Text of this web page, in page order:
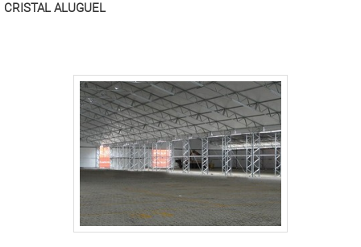
CRISTAL ALUGUEL